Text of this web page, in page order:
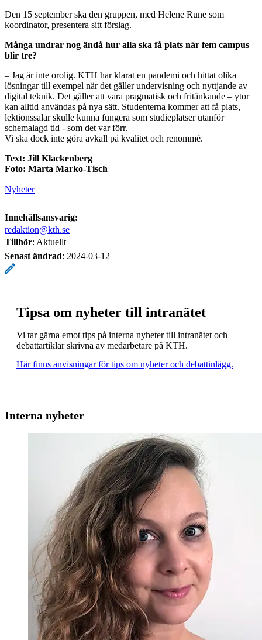
Den 15 september ska den gruppen, med Helene Rune som
koordinator, presentera sitt förslag.
Många undrar nog ändå hur alla ska få plats när fem campus
blir tre?
– Jag är inte orolig. KTH har klarat en pandemi och hittat olika
lösningar till exempel när det gäller undervisning och nyttjande av
digital teknik. Det gäller att vara pragmatisk och fritänkande – ytor
kan alltid användas på nya sätt. Studenterna kommer att få plats,
lektionssalar skulle kunna fungera som studieplatser utanför
schemalagd tid - som det var förr.
Vi ska dock inte göra avkall på kvalitet och renommé.
Text: Jill Klackenberg
Foto: Marta Marko-Tisch
Nyheter
Innehållsansvarig:
redaktion@kth.se
Tillhör: Aktuellt
Senast ändrad: 2024-03-12
Tipsa om nyheter till intranätet
Vi tar gärna emot tips på interna nyheter till intranätet och
debattartiklar skrivna av medarbetare på KTH.
Här finns anvisningar för tips om nyheter och debattinlägg.
Interna nyheter